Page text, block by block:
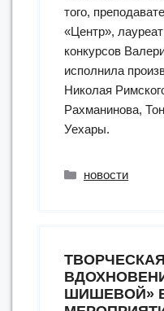
того,
«Центр»,
конкурсов
исполнила
Николая
Рахманинова,
Уехары.
Рубрики
новости
ШИШЕВОЙ»